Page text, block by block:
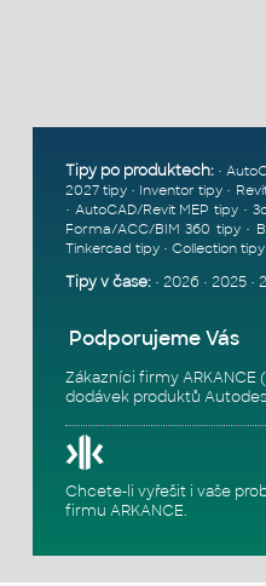
Tipy po produktech:•
2027 tipy• Inventor tipy •
• AutoCAD/Revit MEP tipy •
Forma/ACC/BIM 360 tipy•
Tinkercad tipy• Collection tipy
Tipy v čase:• 2026• 2025•
Podporujeme Vás
Zákazníci firmy ARKANCE
dodávek produktů
Chcete-li vyřešit i vaše
firmu ARKANCE.